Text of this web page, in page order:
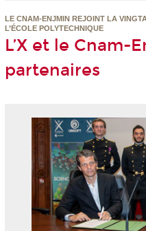
LE CNAM-ENJMIN REJOINT LA
L’ÉCOLE POLYTECHNIQUE
L’X et le Cnam-
partenaires